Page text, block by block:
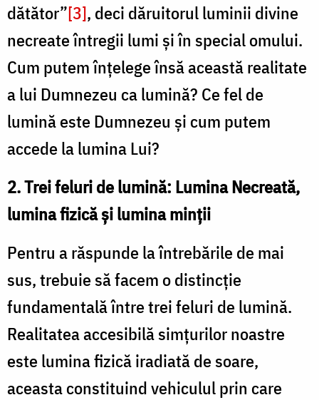
dătător”[3], deci dăruitorul luminii divine
necreate întregii lumi și în special omului.
Cum putem înțelege însă această realitate
a lui Dumnezeu ca lumină? Ce fel de
lumină este Dumnezeu și cum putem
accede la lumina Lui?
2. Trei feluri de lumină: Lumina Necreată,
lumina fizică și lumina minții
Pentru a răspunde la întrebările de mai
sus, trebuie să facem o distincție
fundamentală între trei feluri de lumină.
Realitatea accesibilă simțurilor noastre
este lumina fizică iradiată de soare,
aceasta constituind vehiculul prin care